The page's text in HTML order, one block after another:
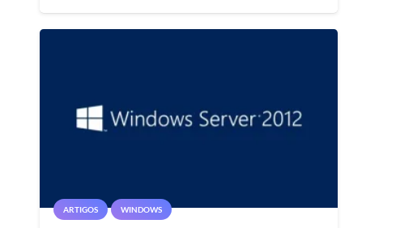
ARTIGOS WINDOWS